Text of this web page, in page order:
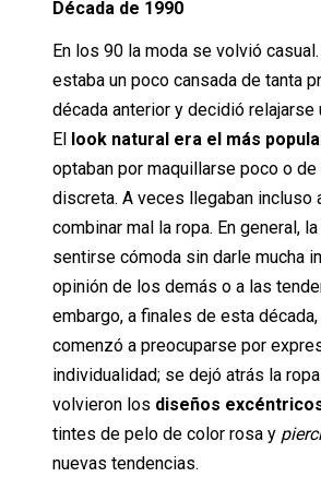
Década de 1990
En los 90 la moda se volvió
estaba un poco cansada de tanta
década anterior y decidió relajarse
El look natural era el más
optaban por maquillarse poco o de
discreta. A veces llegaban incluso
combinar mal la ropa. En general,
sentirse cómoda sin darle mucha
opinión de los demás o a las
embargo, a finales de esta
comenzó a preocuparse por
individualidad; se dejó atrás la
volvieron los diseños
tintes de pelo de color rosa y
nuevas tendencias.